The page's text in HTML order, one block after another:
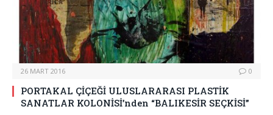
26 MART 2016 0
PORTAKAL ÇİÇEĞİ ULUSLARARASI PLASTİK
SANATLAR KOLONİSİ’nden “BALIKESİR SEÇKİSİ”